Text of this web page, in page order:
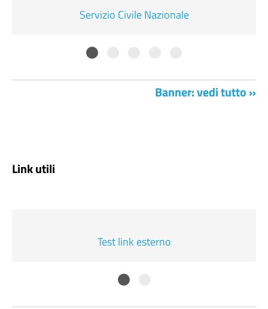
Servizio Civile Nazionale
Banner: vedi tutto »
Link utili
Test link esterno